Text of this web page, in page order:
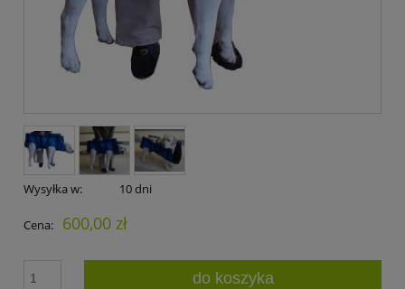
Wysyłka w: 10 dni
Cena: 600,00 zł
do koszyka